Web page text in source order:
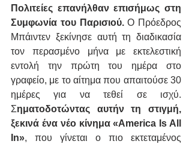
Πολιτείες επανήλθαν επισήμως στη
Συμφωνία του Παρισιού. Ο Πρόεδρος
Μπάιντεν ξεκίνησε αυτή τη διαδικασία
τον περασμένο μήνα με εκτελεστική
εντολή την πρώτη του ημέρα στο
γραφείο, με το αίτημα που απαιτούσε 30
ημέρες για να τεθεί σε ισχύ.
Σηματοδοτώντας αυτήν τη στιγμή,
ξεκινά ένα νέο κίνημα «America Is All
In», που γίνεται ο πιο εκτεταμένος